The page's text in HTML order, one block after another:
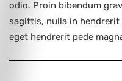
odio. Proin bibendum
sagittis, nulla in
eget hendrerit pede